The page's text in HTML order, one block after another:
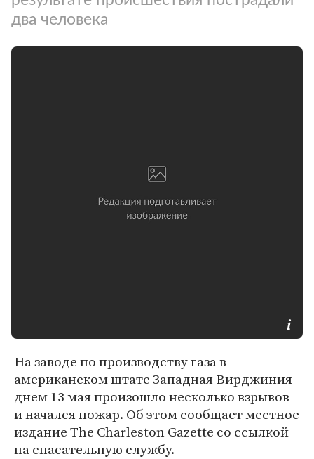
два человека
На заводе по производству газа в
американском штате Западная Вирджиния
днем 13 мая произошло несколько взрывов
и начался пожар. Об этом сообщает местное
издание The Charleston Gazette со ссылкой
на спасательную службу.